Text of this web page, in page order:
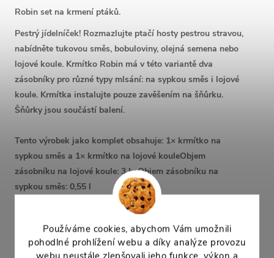
Používáme cookies, abychom Vám umožnili
pohodlné prohlížení webu a díky analýze provozu
webu neustále zlepšovali jeho funkce, výkon a
Robin set na krmení ptáků.
Pestrý jídelníček! Rozmazlujte ptačí hosty pestrou stravou,
nabídněte tukovou směs, bobuloviny, olejná semena nebo
lojové koule. Krmítko Robin má v této variantě dva
zásobníky pro různé typy mlsání: na sypkou směs i lojové
koule. Krmítka instalujte pouze zavěšením na šňůrku.
Šňůrky jsou součástí balení.
Tento výrobek jako komplet obsahuje: 1× krmítko na
sypkou směs a 1× krmítko na lojové kouleObjem
zásobníku na lojové koule: 3 ksObjem zásobníku na
sypkou směs: 0,55 l
Parametry
výška: 27,5 cm